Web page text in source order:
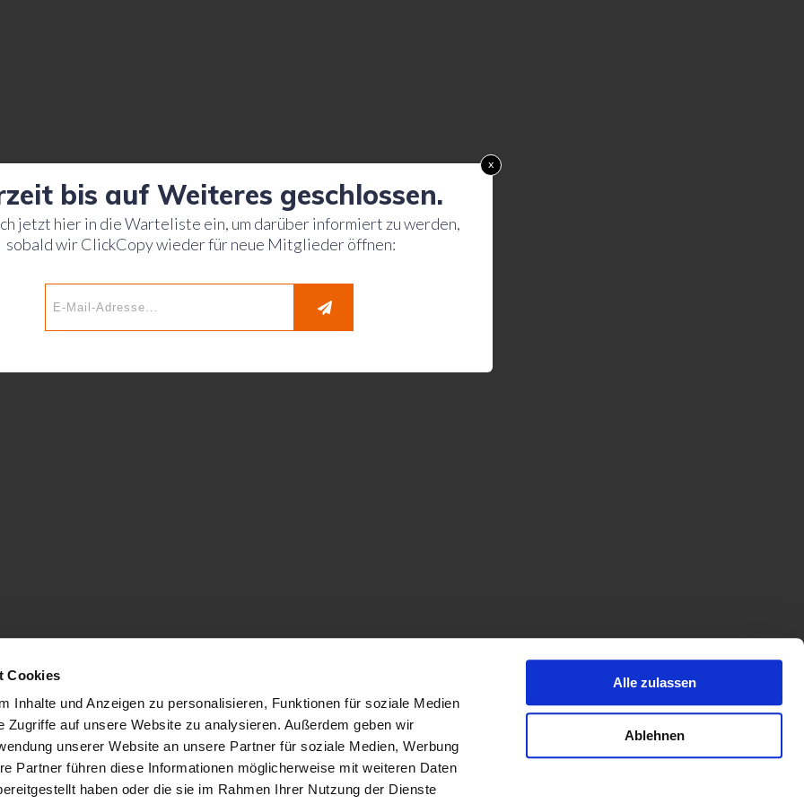
Cookies
Inhalte und Anzeigen zu personalisieren, Funktionen für soziale Medien
Zugriffe auf unsere Website zu analysieren. Außerdem geben wir
unserer Website an unsere Partner für soziale Medien, Werbung
Partner führen diese Informationen möglicherweise mit weiteren Daten
haben oder die sie im Rahmen Ihrer Nutzung der Dienste
Alle zulassen
Ablehnen
bis auf Weiteres geschlossen.
jetzt hier in die Warteliste ein, um darüber informiert zu werden,
sobald wir ClickCopy wieder für neue Mitglieder öffnen:
x